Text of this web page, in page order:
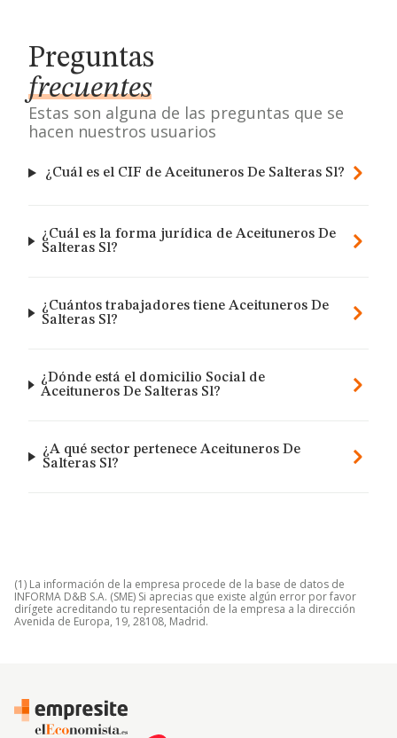
Preguntas
frecuentes
Estas son alguna de las preguntas que se
hacen nuestros usuarios
¿Cuál es el CIF de Aceituneros De Salteras Sl?
¿Cuál es la forma jurídica de Aceituneros De
Salteras Sl?
¿Cuántos trabajadores tiene Aceituneros De
Salteras Sl?
¿Dónde está el domicilio Social de
Aceituneros De Salteras Sl?
¿A qué sector pertenece Aceituneros De
Salteras Sl?
(1) La información de la empresa procede de la base de datos de
INFORMA D&B S.A. (SME) Si aprecias que existe algún error por favor
dirígete acreditando tu representación de la empresa a la dirección
Avenida de Europa, 19, 28108, Madrid.